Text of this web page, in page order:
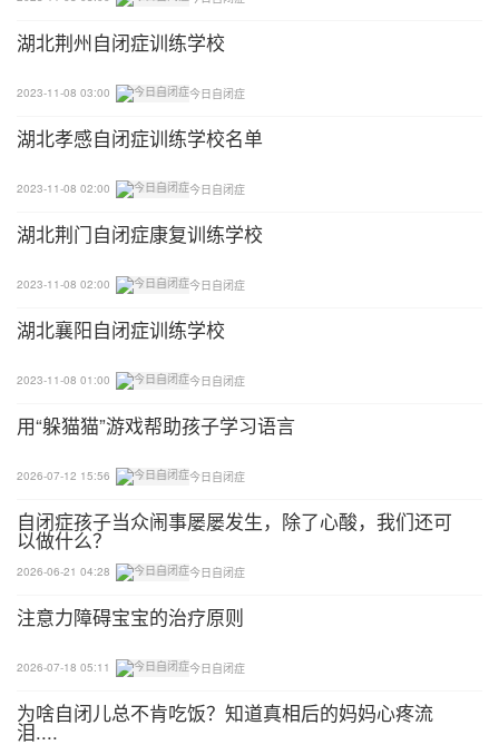
和孩子说话尽量抓住重点
比如，我们对孩子说：“帮妈妈拿包”，如果孩子抓不
我帮她？还是拿包？”，所以有时我们给孩子下达指
令时，不妨直接了当的说“拿包”，让孩子做一步动作
让孩子重复指令内容
如果孩子对家长发出的指令不理解，比如“把玩具放
在玩具箱”，我们一边给指令，先让孩子进行拿玩具
的动作，之后再问孩子下一步要做什么，等孩子重复
后再去做。
5
给予及时辅助
给予及时辅助。当孩子听从家长的指令并完成任务
湖北荆州自闭症训练学校
2023-11-08 03:00 今日自闭症
湖北孝感自闭症训练学校名单
2023-11-08 02:00 今日自闭症
湖北荆门自闭症康复训练学校
2023-11-08 02:00 今日自闭症
湖北襄阳自闭症训练学校
2023-11-08 01:00 今日自闭症
用“躲猫猫”游戏帮助孩子学习语言
2026-07-12 15:56 今日自闭症
自闭症孩子当众闹事屡屡发生，除了心酸，我们还可
以做什么？
2026-06-21 04:28 今日自闭症
注意力障碍宝宝的治疗原则
2026-07-18 05:11 今日自闭症
为啥自闭儿总不肯吃饭？知道真相后的妈妈心疼流
泪....